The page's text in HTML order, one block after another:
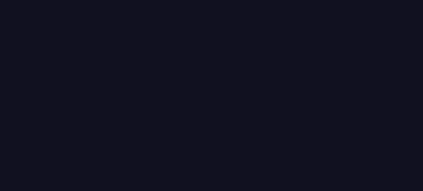
objetos, tales
esta
generando